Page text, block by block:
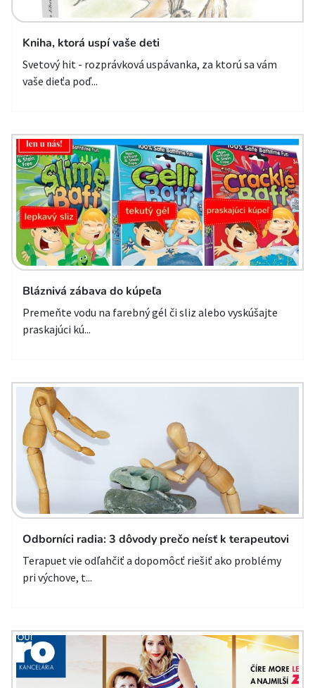
Kniha, ktorá uspí vaše deti
Svetový hit - rozprávková uspávanka, za ktorú sa vám
vaše dieťa poď...
Bláznivá zábava do kúpeľa
Premeňte vodu na farebný gél či sliz alebo vyskúšajte
praskajúci kú...
Odborníci radia: 3 dôvody prečo neísť k terapeutovi
Terapuet vie odľahčiť a dopomôcť riešiť ako problémy
pri výchove, t...